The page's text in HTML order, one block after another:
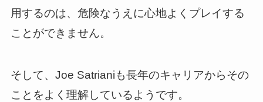
用するのは、危険なうえに心地よくプレイする
ことができません。
そして、Joe Satrianiも長年のキャリアからその
ことをよく理解しているようです。